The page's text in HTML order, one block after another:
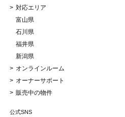
対応エリア
富山県
石川県
福井県
新潟県
オンラインルーム
オーナーサポート
販売中の物件
公式SNS